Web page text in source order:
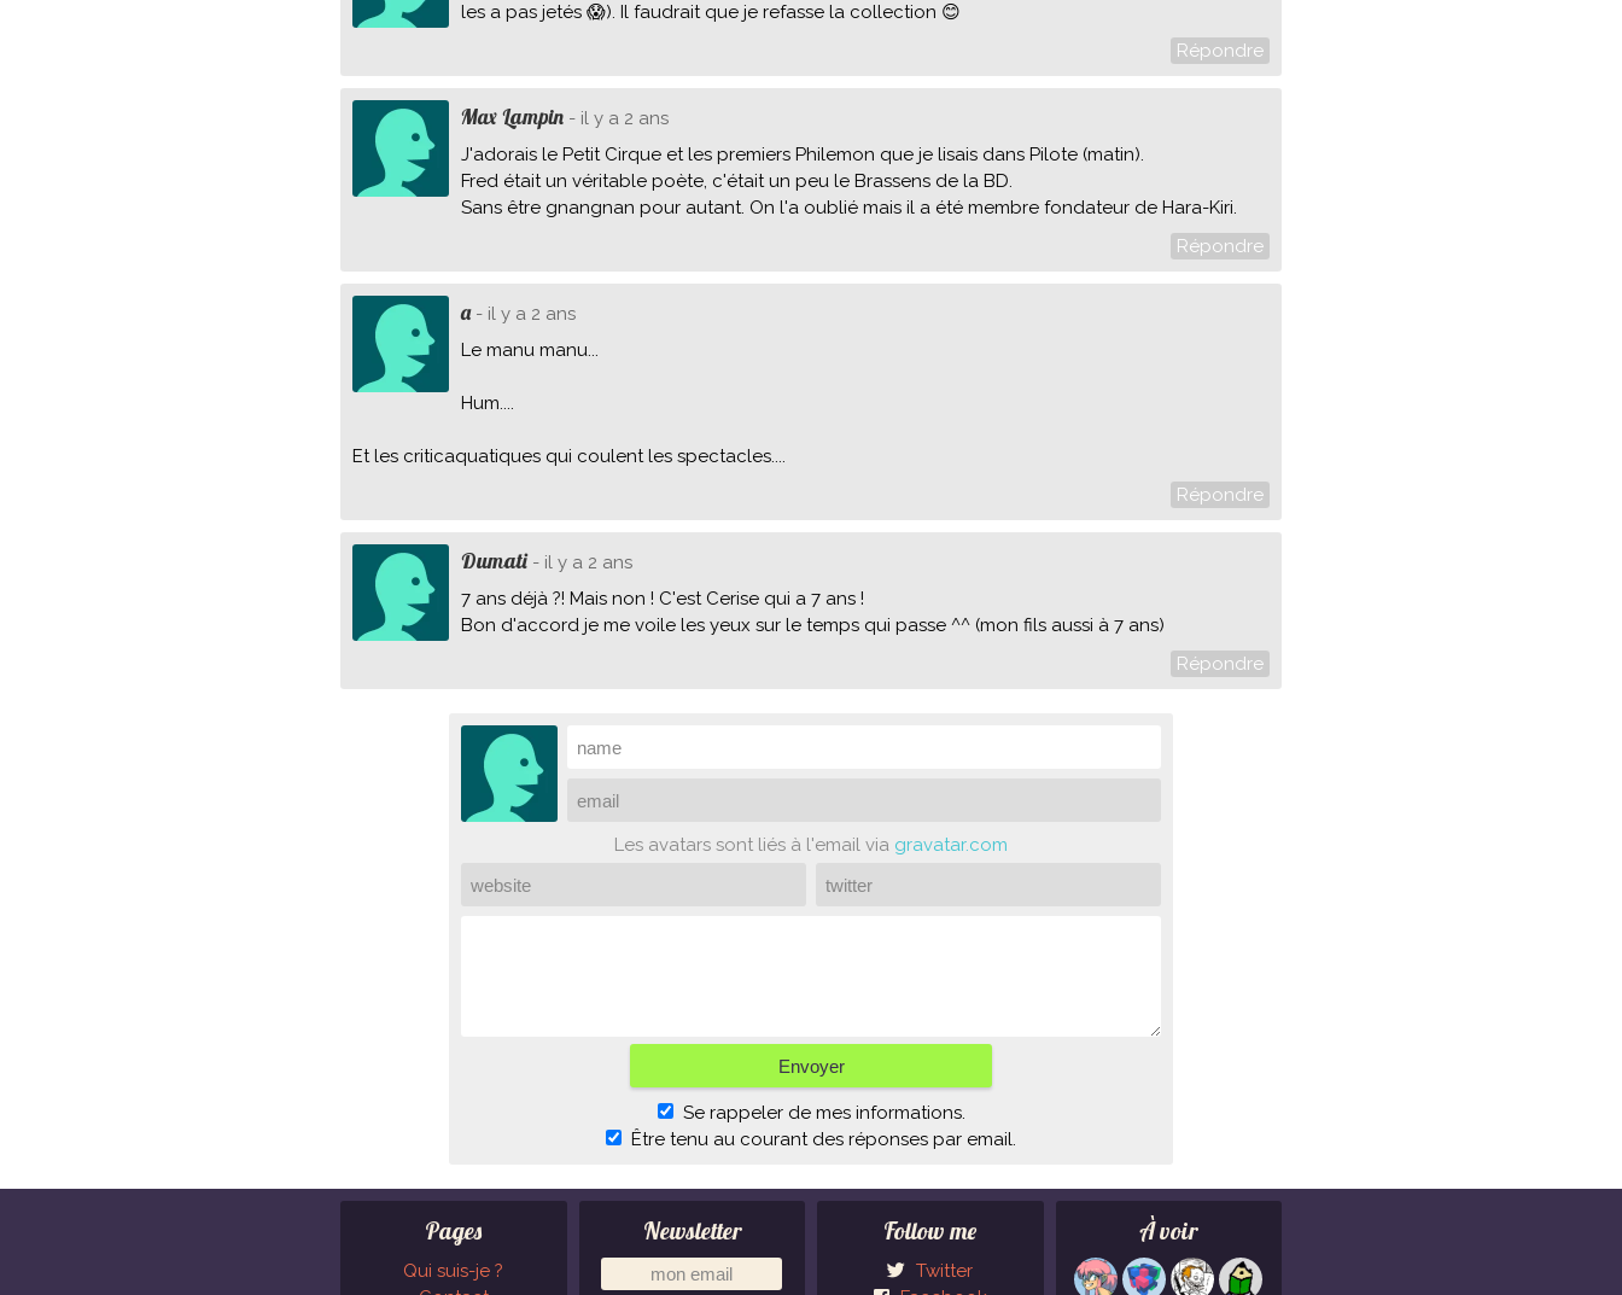
les a pas jetés 😱). Il faudrait que je refasse la collection 😊
Répondre
Max Lampin - il y a 2 ans
J'adorais le Petit Cirque et les premiers Philemon que je lisais dans Pilote (matin).
Fred était un véritable poète, c'était un peu le Brassens de la BD.
Sans être gnangnan pour autant. On l'a oublié mais il a été membre fondateur de Hara-Kiri.
Répondre
a- il y a 2 ans
Le manu manu...
Hum....
Et les criticaquatiques qui coulent les spectacles....
Répondre
Dumati- il y a 2 ans
7 ans déjà ?! Mais non ! C'est Cerise qui a 7 ans !
Bon d'accord je me voile les yeux sur le temps qui passe ^^ (mon fils aussi à 7 ans)
Répondre
Les avatars sont liés à l'email via gravatar.com
Se rappeler de mes informations.
Être tenu au courant des réponses par email.
Pages
Qui suis-je ?
Newsletter Follow me
Twitter
À voir